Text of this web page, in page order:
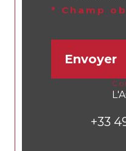
* Champ
Envoyer
+33